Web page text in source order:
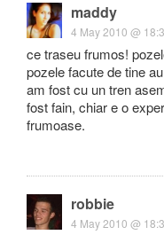
maddy
4 May 2010 @
ce traseu frumos!
pozele facute de tine
am fost cu un tren
fost fain, chiar e o
frumoase.
robbie
4 May 2010 @